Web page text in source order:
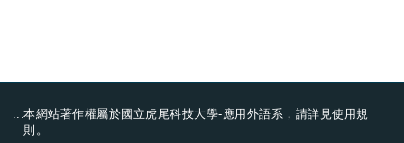
:::本網站著作權屬於國立虎尾科技大學-應用外語系，請詳見使用規
則 。